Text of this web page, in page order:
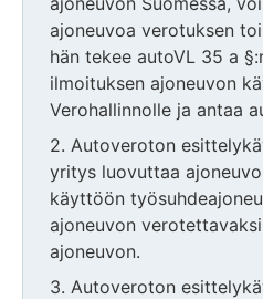
ajoneuvoa verotuksen
hän tekee autoVL 35 a
ilmoituksen ajoneuvon
Verohallinnolle ja antaa
2. Autoveroton
yritys luovuttaa
käyttöön
ajoneuvon
ajoneuvon.
3. Autoveroton